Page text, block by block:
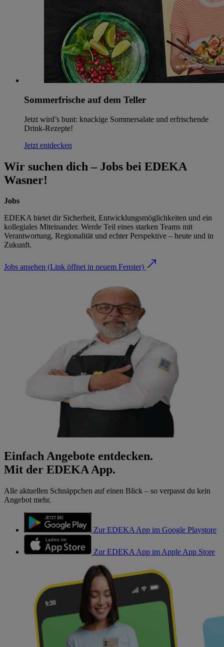
Sommerfrische auf dem Teller
Jetzt wird’s bunt: knackige Sommersalate und erfrischende
Drink-Rezepte!
Jetzt entdecken
Wir suchen dich – Jobs bei EDEKA
Wasner!
Jobs
EDEKA bietet dir Sicherheit, Entwicklungsmöglichkeiten und ein
kollegiales Miteinander. Werde Teil eines starken Teams mit
Verantwortung, Regionalität und echter Perspektive – heute und in
Zukunft.
Jobs ansehen (Link öffnet in neuem Fenster)
Einfach Angebote entdecken.
Mit der EDEKA App.
Alle aktuellen Schnäppchen auf einen Blick – so verpasst du kein
Angebot mehr.
Zur EDEKA App im Google Playstore
Zur EDEKA App im Apple App Store